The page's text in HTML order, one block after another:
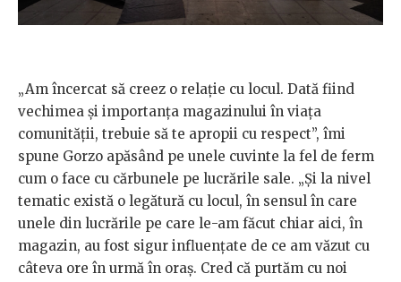
„Am încercat să creez o relație cu locul. Dată fiind
vechimea și importanța magazinului în viața
comunității, trebuie să te apropii cu respect”, îmi
spune Gorzo apăsând pe unele cuvinte la fel de ferm
cum o face cu cărbunele pe lucrările sale. „Și la nivel
tematic există o legătură cu locul, în sensul în care
unele din lucrările pe care le-am făcut chiar aici, în
magazin, au fost sigur influențate de ce am văzut cu
câteva ore în urmă în oraș. Cred că purtăm cu noi